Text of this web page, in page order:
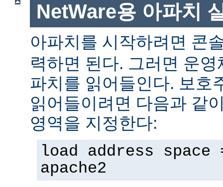
NetWare용 아파치
아파치를 시작하려면 콘
력하면 된다. 그러면 운
파치를 읽어들인다. 보호
읽어들이려면 다음과 같
영역을 지정한다:
load address space
apache2